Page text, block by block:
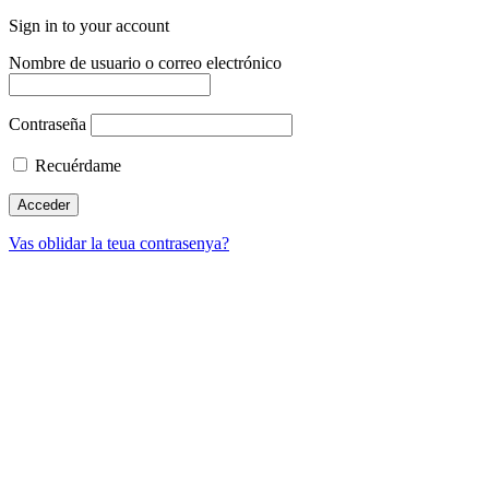
Sign in to your account
Nombre de usuario o correo electrónico
Contraseña
Recuérdame
Vas oblidar la teua contrasenya?